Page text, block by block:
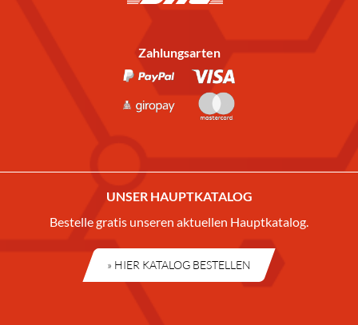
Zahlungsarten
UNSER HAUPTKATALOG
Bestelle gratis unseren aktuellen Hauptkatalog.
» HIER KATALOG BESTELLEN